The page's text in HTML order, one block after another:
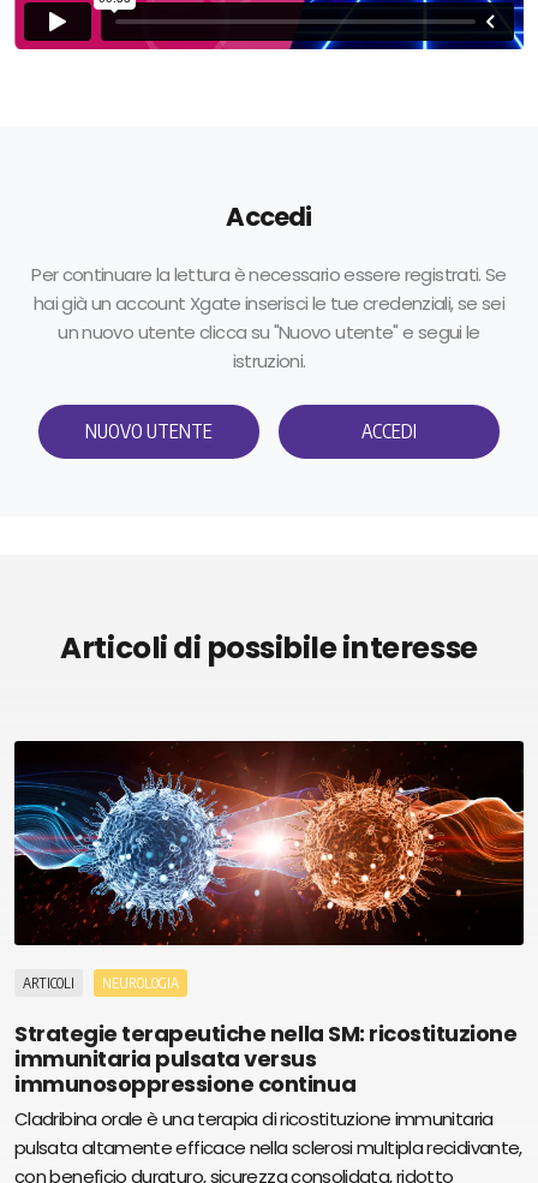
Accedi
Per continuare la lettura è necessario essere registrati. Se
hai già un account Xgate inserisci le tue credenziali, se sei
un nuovo utente clicca su "Nuovo utente" e segui le
istruzioni.
NUOVO UTENTE ACCEDI
Articoli di possibile interesse
ARTICOLI NEUROLOGIA
Strategie terapeutiche nella SM: ricostituzione
immunitaria pulsata versus
immunosoppressione continua
Cladribina orale è una terapia di ricostituzione immunitaria
pulsata altamente efficace nella sclerosi multipla recidivante,
con beneficio duraturo, sicurezza consolidata, ridotto